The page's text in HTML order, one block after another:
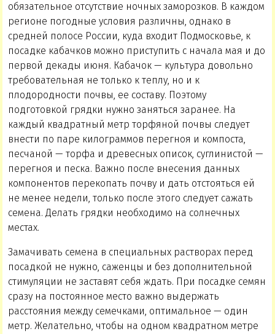
обязательное отсутствие ночных заморозков. В каждом
регионе погодные условия различны, однако в
средней полосе России, куда входит Подмосковье, к
посадке кабачков можно приступить с начала мая и до
первой декады июня. Кабачок — культура довольно
требовательная не только к теплу, но и к
плодородности почвы, ее составу. Поэтому
подготовкой грядки нужно заняться заранее. На
каждый квадратный метр торфяной почвы следует
внести по паре килограммов перегноя и компоста,
песчаной — торфа и древесных описок, суглинистой —
перегноя и песка. Важно после внесения данных
компонентов перекопать почву и дать отстояться ей
не менее недели, только после этого следует сажать
семена. Делать грядки необходимо на солнечных
местах.
Замачивать семена в специальных растворах перед
посадкой не нужно, саженцы и без дополнительной
стимуляции не заставят себя ждать. При посадке семян
сразу на постоянное место важно выдержать
расстояния между семечками, оптимальное — один
метр. Желательно, чтобы на одном квадратном метре